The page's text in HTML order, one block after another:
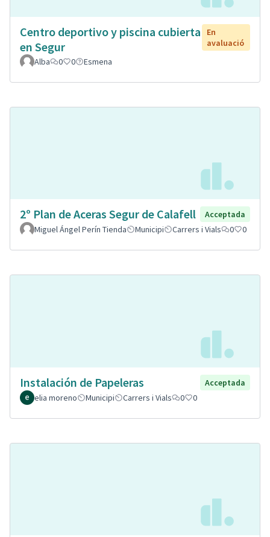
Centro deportivo y piscina cubierta
en Segur
En
avaluació
Alba
0 0 Esmena
2º Plan de Aceras Segur de Calafell
Acceptada
Miguel Ángel Perín Tienda
Municipi Carrers i Vials 0 0
Instalación de Papeleras
Acceptada
elia moreno
Municipi Carrers i Vials 0 0